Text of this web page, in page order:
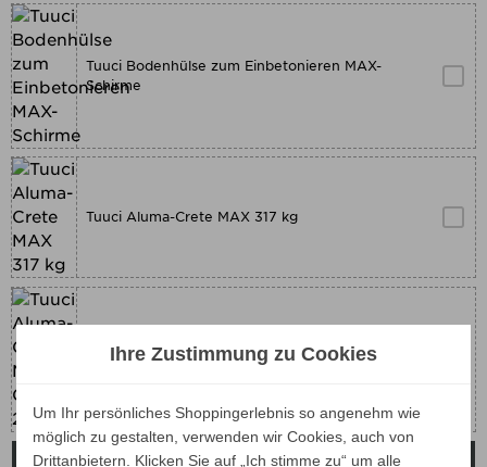
Tuuci Bodenhülse zum Einbetonieren MAX-
Schirme
Tuuci Aluma-Crete MAX 317 kg
Tuuci Aluma-Crete MAX Cantilever 236 kg
BESCHREIBUNG
Ihre Zustimmung zu Cookies
Um Ihr persönliches Shoppingerlebnis so angenehm wie
möglich zu gestalten, verwenden wir Cookies, auch von
Drittanbietern. Klicken Sie auf „Ich stimme zu“ um alle